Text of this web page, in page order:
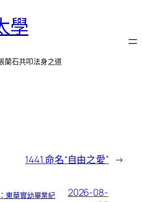
學
蘭石共叩法身之道
1441.命名“自由之愛” →
東華實幼畢業紀
2026-08-